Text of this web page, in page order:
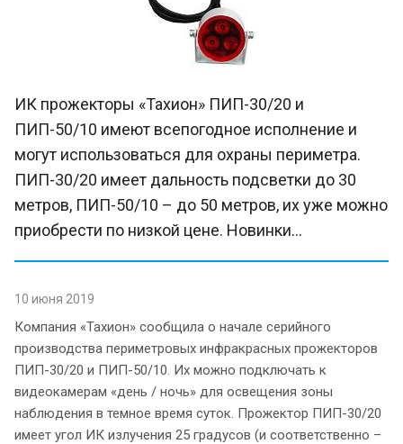
ИК прожекторы «Тахион» ПИП-30/20 и
ПИП-50/10 имеют всепогодное исполнение и
могут использоваться для охраны периметра.
ПИП-30/20 имеет дальность подсветки до 30
метров, ПИП-50/10 – до 50 метров, их уже можно
приобрести по низкой цене. Новинки...
10 июня 2019
Компания «Тахион» сообщила о начале серийного
производства периметровых инфракрасных прожекторов
ПИП-30/20 и ПИП-50/10. Их можно подключать к
видеокамерам «день / ночь» для освещения зоны
наблюдения в темное время суток. Прожектор ПИП-30/20
имеет угол ИК излучения 25 градусов (и соответственно –